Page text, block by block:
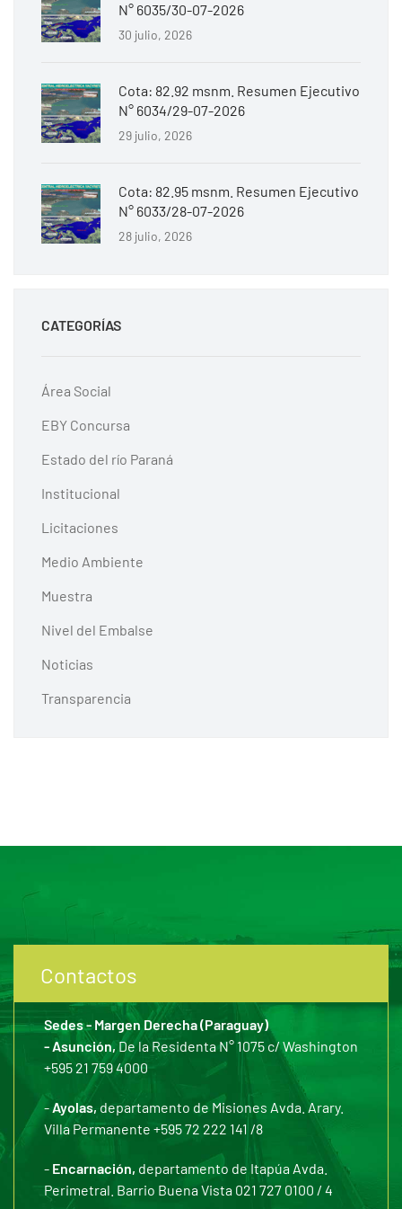
N° 6035/30-07-2026
30 julio, 2026
Cota: 82.92 msnm. Resumen Ejecutivo
N° 6034/29-07-2026
29 julio, 2026
Cota: 82.95 msnm. Resumen Ejecutivo
N° 6033/28-07-2026
28 julio, 2026
CATEGORÍAS
Área Social
EBY Concursa
Estado del río Paraná
Institucional
Licitaciones
Medio Ambiente
Muestra
Nivel del Embalse
Noticias
Transparencia
Contactos
Sedes - Margen Derecha (Paraguay)
- Asunción,De la Residenta N° 1075 c/ Washington
+595 21 759 4000
-Ayolas, departamento de Misiones Avda. Arary.
Villa Permanente +595 72 222 141 /8
- Encarnación, departamento de Itapúa Avda.
Perimetral. Barrio Buena Vista 021 727 0100 / 4